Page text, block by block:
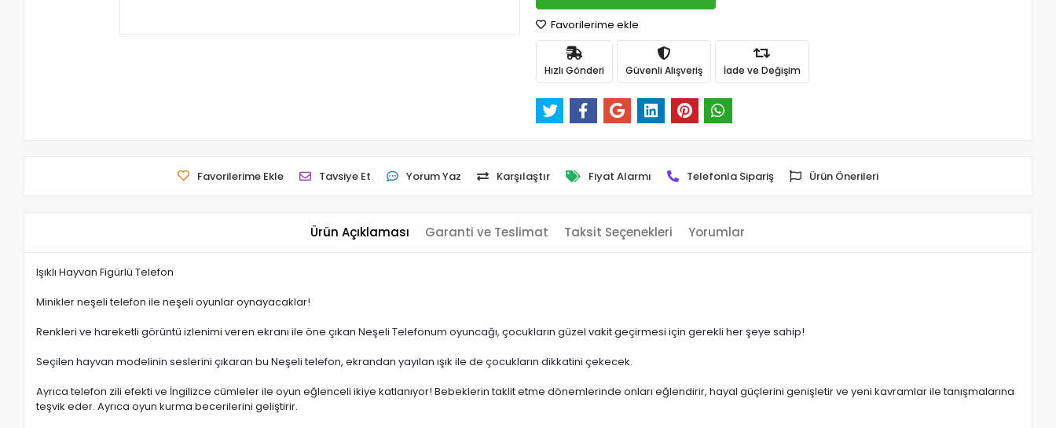
Favorilerime ekle
Hızlı Gönderi Güvenli Alışveriş İade ve Değişim
Favorilerime Ekle Tavsiye Et Yorum Yaz Karşılaştır Fiyat Alarmı Telefonla Sipariş Ürün Önerileri
Ürün Açıklaması Garanti ve Teslimat Taksit Seçenekleri Yorumlar
Işıklı Hayvan Figürlü Telefon
Minikler neşeli telefon ile neşeli oyunlar oynayacaklar!
Renkleri ve hareketli görüntü izlenimi veren ekranı ile öne çıkan Neşeli Telefonum oyuncağı, çocukların güzel vakit geçirmesi için gerekli her şeye sahip!
Seçilen hayvan modelinin seslerini çıkaran bu Neşeli telefon, ekrandan yayılan ışık ile de çocukların dikkatini çekecek.
Ayrıca telefon zili efekti ve İngilizce cümleler ile oyun eğlenceli ikiye katlanıyor! Bebeklerin taklit etme dönemlerinde onları eğlendirir, hayal güçlerini genişletir ve yeni kavramlar ile tanışmalarına
teşvik eder. Ayrıca oyun kurma becerilerini geliştirir.